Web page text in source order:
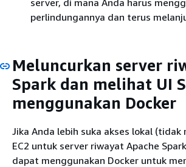
perlindungannya dan terus
Meluncurkan server
Spark dan melihat UI
menggunakan Docker
Jika Anda lebih suka akses lokal
EC2 untuk server riwayat Apache
dapat menggunakan Docker untuk